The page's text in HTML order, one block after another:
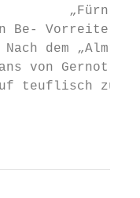
„Fürn
Be- Vorreiter
Nach dem
von Gernot
auf